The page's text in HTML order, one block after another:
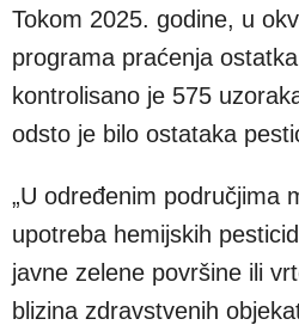
Tokom 2025. godine, u
programa praćenja
kontrolisano je 575
odsto je bilo ostataka
„U određenim područjima
upotreba hemijskih
javne zelene površine ili
blizina zdravstvenih